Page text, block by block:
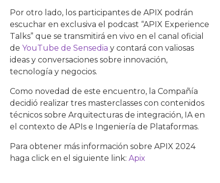
Por otro lado, los participantes de APIX podrán
escuchar en exclusiva el podcast “APIX Experience
Talks” que se transmitirá en vivo en el canal oficial
de YouTube de Sensedia y contará con valiosas
ideas y conversaciones sobre innovación,
tecnología y negocios.
Como novedad de este encuentro, la Compañía
decidió realizar tres masterclasses con contenidos
técnicos sobre Arquitecturas de integración, IA en
el contexto de APIs e Ingeniería de Plataformas.
Para obtener más información sobre APIX 2024
haga click en el siguiente link: Apix